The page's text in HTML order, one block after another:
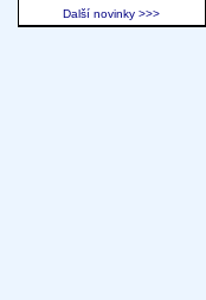
Další novinky >>>